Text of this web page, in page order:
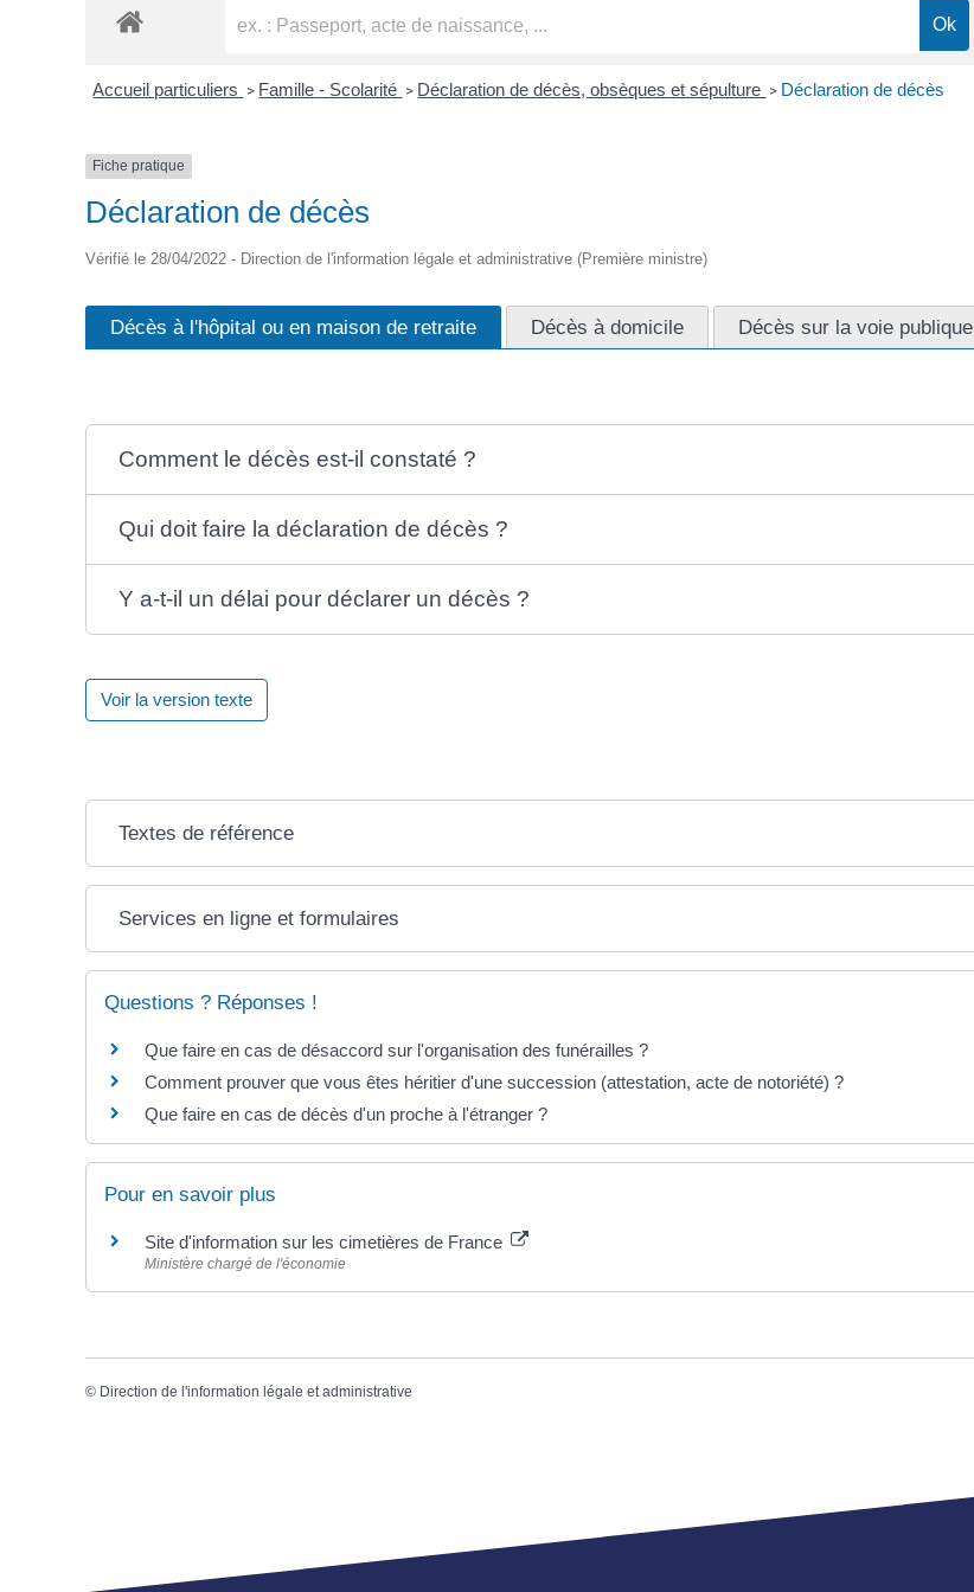
Accueil particuliers > Famille - Scolarité > Déclaration de décès, obsèques et sépulture > Déclaration de décès
Fiche pratique
Déclaration de décès
Vérifié le 28/04/2022 - Direction de l'information légale et administrative (Première ministre)
Décès à l'hôpital ou en maison de retraite Décès à domicile Décès sur la voie publique
Comment le décès est-il constaté ?
Qui doit faire la déclaration de décès ?
Y a-t-il un délai pour déclarer un décès ?
Voir la version texte
Textes de référence
Services en ligne et formulaires
Questions ? Réponses !
Que faire en cas de désaccord sur l'organisation des funérailles ?
Comment prouver que vous êtes héritier d'une succession (attestation, acte de notoriété) ?
Que faire en cas de décès d'un proche à l'étranger ?
Pour en savoir plus
Site d'information sur les cimetières de France
Ministère chargé de l'économie
© Direction de l'information légale et administrative